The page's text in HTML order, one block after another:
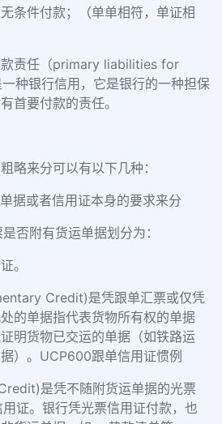
条件付款；（单单相符，单证相
款责任（primary liabilities for
种银行信用，它是银行的一种担保
首要付款的责任。
略来分可以有以下几种：
据或者信用证本身的要求来分
否附有货运单据划分为：
。
Credit)是凭跟单汇票或仅凭
的单据指代表货物所有权的单据
明货物已交运的单据（如铁路运
）。UCP600跟单信用证惯例
是凭不随附货运单据的光票
证。银行凭光票信用证付款，也